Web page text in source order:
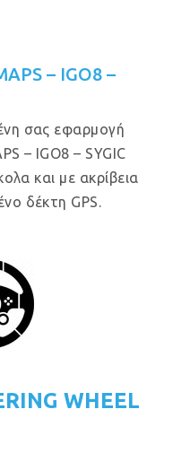
– IGO8 –
σας εφαρμογή
– IGO8 – SYGIC
και με ακρίβεια
δέκτη GPS.
WHEEL